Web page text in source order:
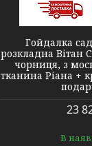
Гойдалка
розкладна Вітан
чорниця, з
тканина Ріана +
23
В